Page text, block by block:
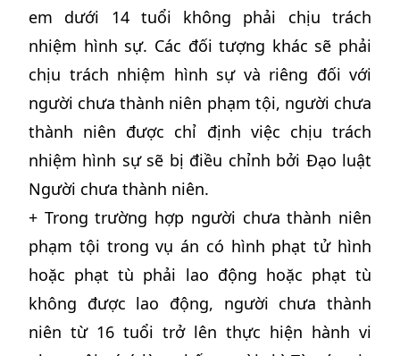
em dưới 14 tuổi không phải chịu trách
nhiệm hình sự. Các đối tượng khác sẽ phải
chịu trách nhiệm hình sự và riêng đối với
người chưa thành niên phạm tội, người chưa
thành niên được chỉ định việc chịu trách
nhiệm hình sự sẽ bị điều chỉnh bởi Đạo luật
Người chưa thành niên.
+ Trong trường hợp người chưa thành niên
phạm tội trong vụ án có hình phạt tử hình
hoặc phạt tù phải lao động hoặc phạt tù
không được lao động, người chưa thành
niên từ 16 tuổi trở lên thực hiện hành vi